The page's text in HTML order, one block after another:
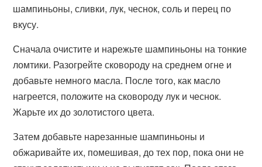
шампиньоны, сливки, лук, чеснок, соль и перец по
вкусу.
Сначала очистите и нарежьте шампиньоны на тонкие
ломтики. Разогрейте сковороду на среднем огне и
добавьте немного масла. После того, как масло
нагреется, положите на сковороду лук и чеснок.
Жарьте их до золотистого цвета.
Затем добавьте нарезанные шампиньоны и
обжаривайте их, помешивая, до тех пор, пока они не